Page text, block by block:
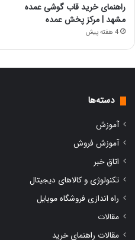
راهنمای خرید قاب گوشی عمده
مشهد | مرکز پخش عمده
4 هفته پیش
دسته‌ها
آموزش
آموزش فروش
اتاق خبر
تکنولوژی و کالاهای دیجیتال
راه اندازی فروشگاه موبایل
مقالات
مقالات راهنمای خرید